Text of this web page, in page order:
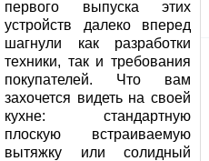
первого выпуска этих
устройств далеко вперед
шагнули как разработки
техники, так и требования
покупателей. Что вам
захочется видеть на своей
кухне: стандартную
плоскую встраиваемую
вытяжку или солидный